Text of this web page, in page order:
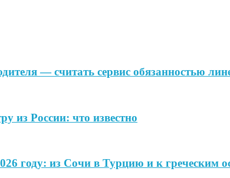
— считать сервис обязанностью
из России: что известно
году: из Сочи в Турцию и к греческим